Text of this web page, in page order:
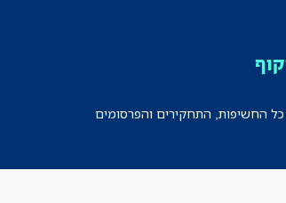
כל החשיפות, התחקירים והפרסומים